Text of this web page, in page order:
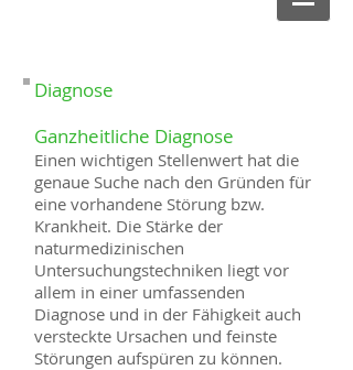
Diagnose
Ganzheitliche Diagnose
Einen wichtigen Stellenwert hat die
genaue Suche nach den Gründen für
eine vorhandene Störung bzw.
Krankheit. Die Stärke der
naturmedizinischen
Untersuchungstechniken liegt vor
allem in einer umfassenden
Diagnose und in der Fähigkeit auch
versteckte Ursachen und feinste
Störungen aufspüren zu können.